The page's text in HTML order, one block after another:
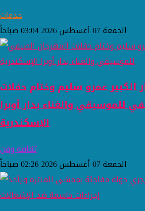
خدمات
الجمعة 07 أغسطس 2026 03:04 صباحاً
الكبير عمرو سليم وختام حفلات
للموسيقي والغناء بدار أوبرا
الإسكندرية
ثقافة وفن
الجمعة 07 أغسطس 2026 02:26 صباحاً